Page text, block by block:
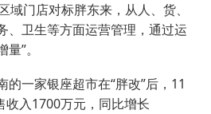
域门店对标胖东来，从人、货、
、卫生等方面运营管理，通过运
”。
一家银座超市在“胖改”后，11
收入1700万元，同比增长